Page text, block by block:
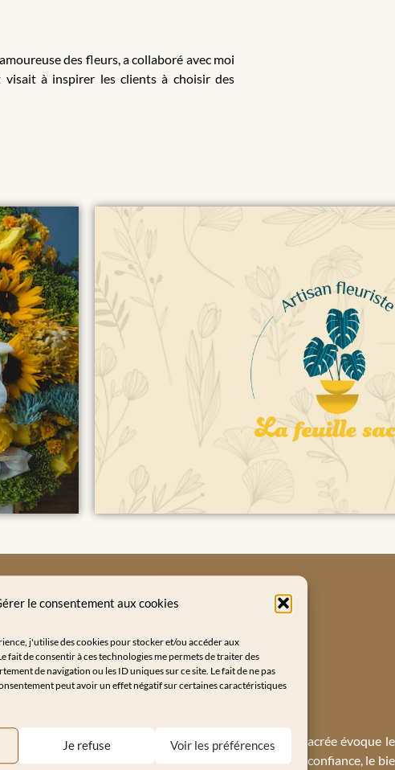
le consentement aux cookies
j'utilise des cookies pour stocker et/ou accéder aux
fait de consentir à ces technologies me permets de traiter des
de navigation ou les ID uniques sur ce site. Le fait de ne pas
peut avoir un effet négatif sur certaines caractéristiques
Je refuse Voir les préférences
des fleurs, a collaboré avec moi
à inspirer les clients à choisir des
CRÉATIVE
en tant
ses
La palette de couleurs de La feuille sacrée évoque
chaleur avec les couleurs jaunes et la confiance, le